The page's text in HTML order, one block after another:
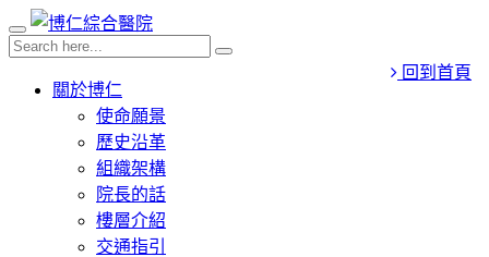
回到首頁
關於博仁
使命願景
歷史沿革
組織架構
院長的話
樓層介紹
交通指引